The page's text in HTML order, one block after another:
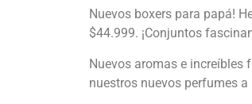
Nuevos boxers para papá!
$44.999. ¡Conjuntos
Nuevos aromas e increíbles
nuestros nuevos perfumes